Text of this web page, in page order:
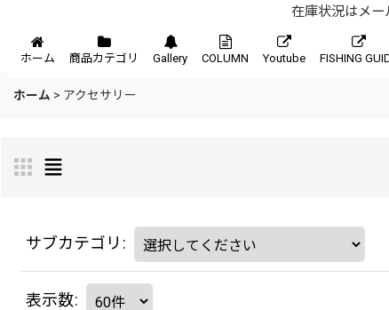
在庫状況はメ
メニュー
ホーム 商品カテゴリ Gallery COLUMN Youtube FISHING
ホーム > アクセサリー
サブカテゴリ :
表示数: